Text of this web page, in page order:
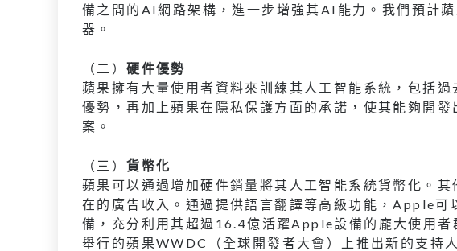
備之間的AI網路架構，進一步增強其AI能力。我們預計
器。
（二）硬件優勢
蘋果擁有大量使用者資料來訓練其人工智能系統，包括
優勢，再加上蘋果在隱私保護方面的承諾，使其能夠開
案。
（三）貨幣化
蘋果可以通過增加硬件銷量將其人工智能系統貨幣化。
在的廣告收入。通過提供語言翻譯等高級功能，Apple
備，充分利用其超過16.4億活躍Apple設備的龐大使用
舉行的蘋果WWDC（全球開發者大會）上推出新的支持